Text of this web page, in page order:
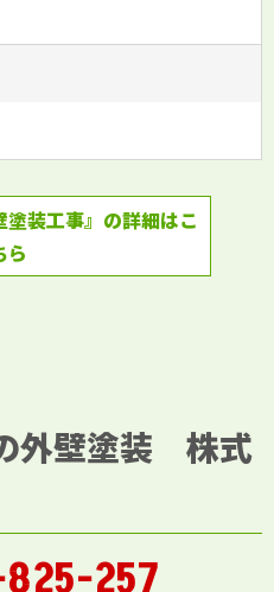
装工事』の詳細はこ
ら
外壁塗装 株式